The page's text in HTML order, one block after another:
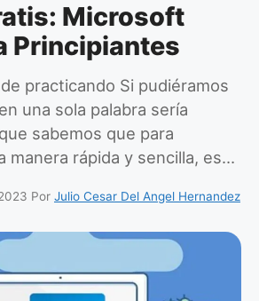
Microsoft
Principiantes
practicando Si pudiéramos
una sola palabra sería
sabemos que para
manera rápida y sencilla, es…
Por Julio Cesar Del Angel Hernandez